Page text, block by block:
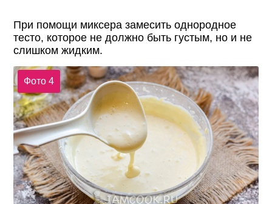
При помощи миксера замесить однородное
тесто, которое не должно быть густым, но и не
слишком жидким.
Фото 4